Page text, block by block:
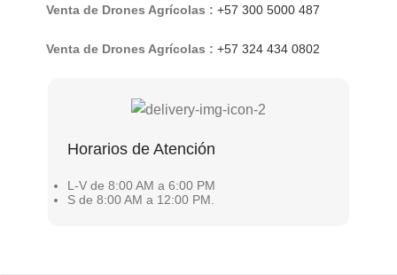
Venta de Drones Agrícolas : +57 300 5000 487
Venta de Drones Agrícolas : +57 324 434 0802
Horarios de Atención
L-V de 8:00 AM a 6:00 PM
S de 8:00 AM a 12:00 PM.